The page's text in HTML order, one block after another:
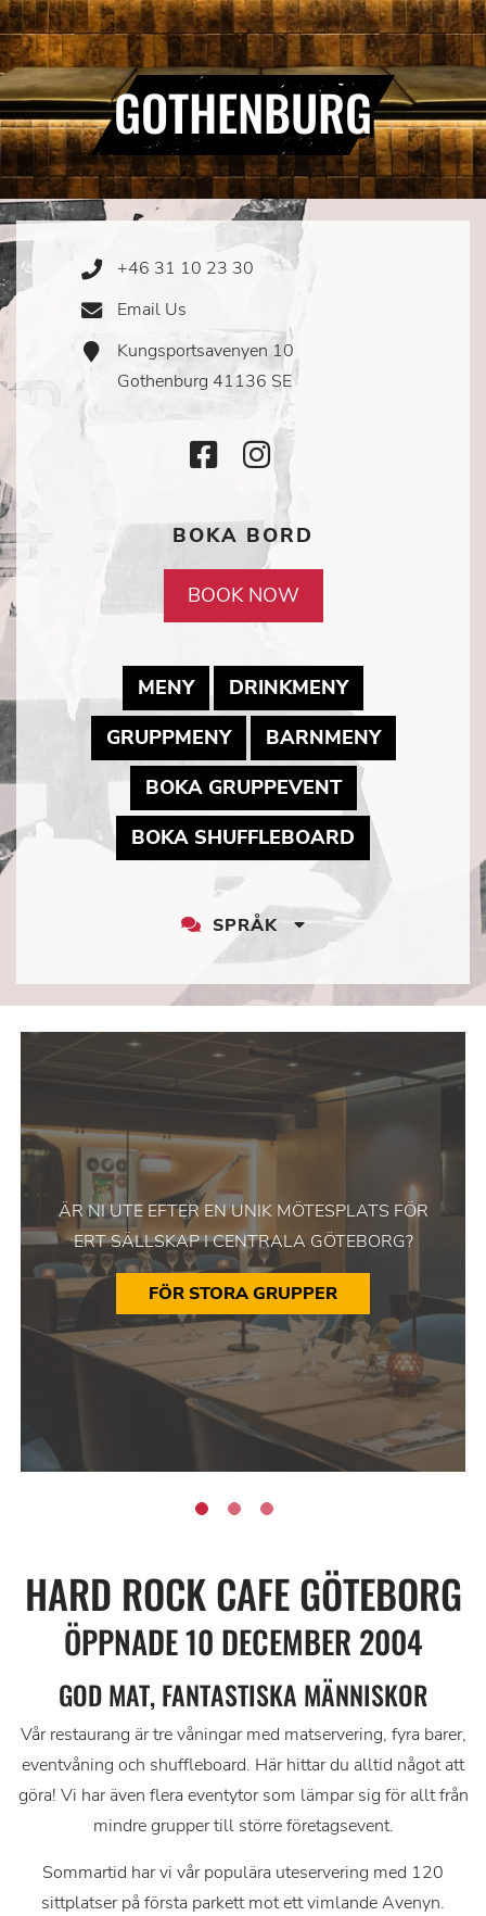
GOTHENBURG
Phone
+46 31 10 23 30
Email
Email Us
Address
Icon
Kungsportsavenyen 10
Gothenburg 41136 SE
FacebookInstagram
Icon
Icon
BOKA BORD
BOOK NOW
MENYMAY LINK TO PDF DOCUMENT
DRINKMENYMAY LINK TO
GRUPPMENYMAY LINK TO PDF
BARNMENYMAY LINK
BOKA GRUPPEVENTMAY LINK TO
BOKA SHUFFLEBOARD MAY LINK
SPRÅK
LANGUAGE
DROPDOWN
ÄR NI UTE EFTER EN UNIK MÖTESPLATS FÖR
ERT SÄLLSKAP I CENTRALA GÖTEBORG?
FÖR STORA GRUPPER
HARD ROCK CAFE GÖTEBORG
ÖPPNADE 10 DECEMBER 2004
GOD MAT, FANTASTISKA MÄNNISKOR
Vår restaurang är tre våningar med matservering, fyra barer,
eventvåning och shuffleboard. Här hittar du alltid något att
göra! Vi har även flera eventytor som lämpar sig för allt från
mindre grupper till större företagsevent.
Sommartid har vi vår populära uteservering med 120
sittplatser på första parkett mot ett vimlande Avenyn.